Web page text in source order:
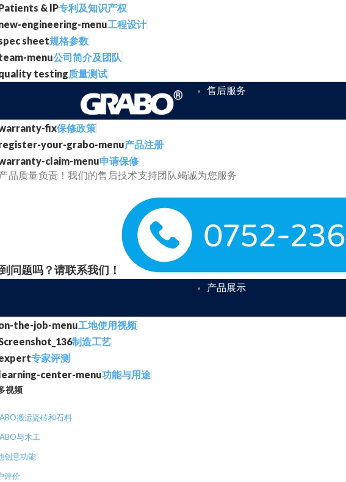
专利及知识产权
工程设计
规格参数
公司简介及团队
质量测试
售后服务
保修政策
产品注册
申请保修
品质量负责！我们的售后技术支持团队竭诚为您服务
问题吗？请联系我们！
产品展示
工地使用视频
制造工艺
专家评测
功能与用途
视频
搬运瓷砖和石料
与木工
创意功能
评价